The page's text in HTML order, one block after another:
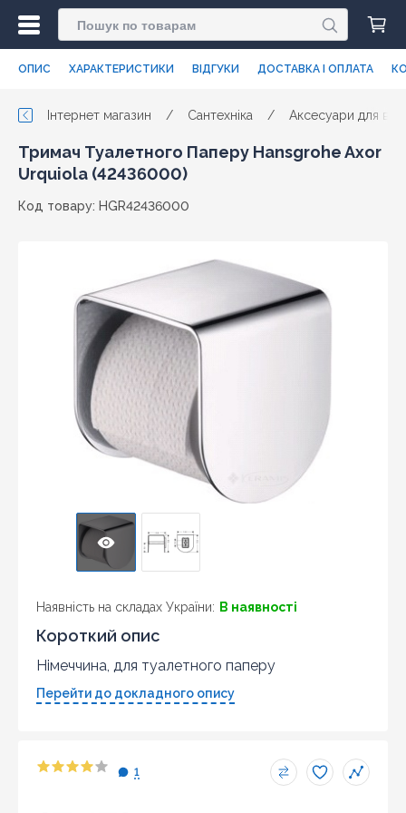
ОПИС ХАРАКТЕРИСТИКИ ВІДГУКИ ДОСТАВКА І ОПЛАТА
Інтернет магазин / Сантехніка / Аксесуари для
Тримач Туалетного Паперу Hansgrohe Axor
Urquiola (42436000)
Код товару: HGR42436000
Наявність на складах України: В наявності
Короткий опис
Німеччина, для туалетного паперу
Перейти до докладного опису
1